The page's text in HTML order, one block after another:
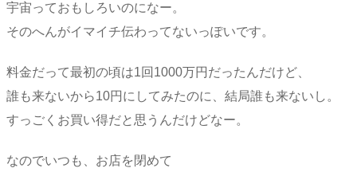
宇宙っておもしろいのになー。
そのへんがイマイチ伝わってないっぽいです。
料金だって最初の頃は1回1000万円だったんだけど、
誰も来ないから10円にしてみたのに、結局誰も来ないし。
すっごくお買い得だと思うんだけどなー。
なのでいつも、お店を閉めて